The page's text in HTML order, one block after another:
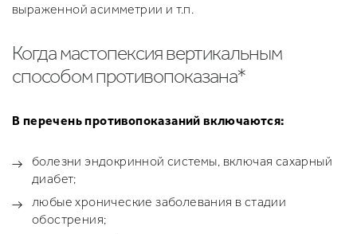
выраженной асимметрии и т.п.
Когда мастопексия вертикальным
способом противопоказана*
В перечень противопоказаний включаются:
болезни эндокринной системы, включая сахарный
диабет;
любые хронические заболевания в стадии
обострения;